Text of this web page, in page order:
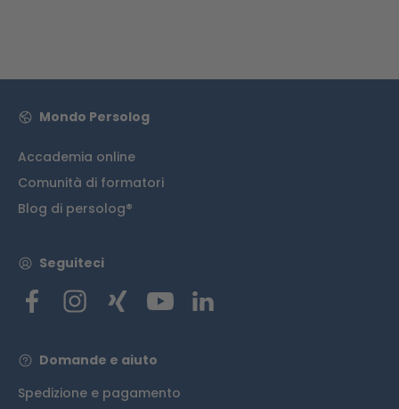
Mondo Persolog
Accademia online
Comunità di formatori
Blog di persolog®
Seguiteci
Domande e aiuto
Spedizione e pagamento